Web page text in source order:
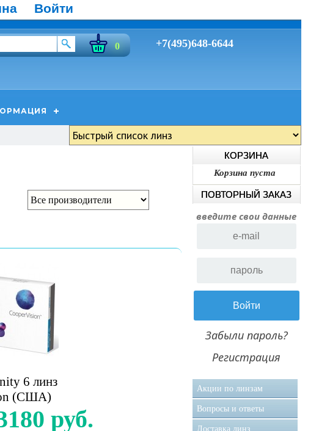
Войти
0 +7(495)648-6644
6 линз
(США)
руб.
КОРЗИНА
Корзина пуста
ПОВТОРНЫЙ ЗАКАЗ
введите свои данные
Забыли пароль?
Регистрация
Акции по линзам
Вопросы и ответы
Доставка линз